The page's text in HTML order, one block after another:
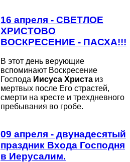
16 апреля - СВЕТЛОЕ
ХРИСТОВО
ВОСКРЕСЕНИЕ - ПАСХА!!!
В этот день верующие
вспоминают Воскресение
Господа Иисуса Христа из
мертвых после Его страстей,
смерти на кресте и трехдневного
пребывания во гробе.
09 апреля - двунадесятый
праздник Входа Господня
в Иерусалим.